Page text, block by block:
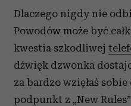
Dlaczego nigdy nie
Powodów może być
kwestia szkodliwej
dźwięk dzwonka
za bardzo wzięłaś
podpunkt z „New